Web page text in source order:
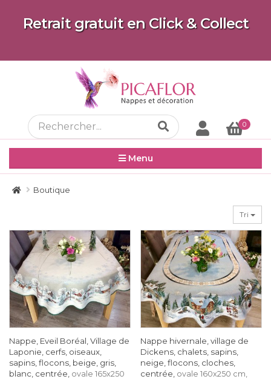
Retrait gratuit en Click & Collect
0
Menu
Boutique
Tri
Nappe, Eveil Boréal, Village de
Laponie, cerfs, oiseaux,
sapins, flocons, beige, gris,
blanc, centrée, ovale 165x250
Nappe hivernale, village de
Dickens, chalets, sapins,
neige, flocons, cloches,
centrée, ovale 160x250 cm,